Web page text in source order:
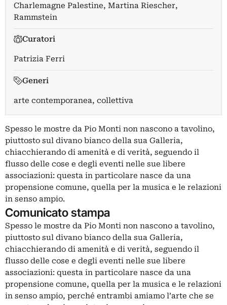
Charlemagne Palestine, Martina Riescher,
Rammstein
Curatori
Patrizia Ferri
Generi
arte contemporanea, collettiva
Spesso le mostre da Pio Monti non nascono a tavolino,
piuttosto sul divano bianco della sua Galleria,
chiacchierando di amenità e di verità, seguendo il
flusso delle cose e degli eventi nelle sue libere
associazioni: questa in particolare nasce da una
propensione comune, quella per la musica e le relazioni
in senso ampio.
Comunicato stampa
Spesso le mostre da Pio Monti non nascono a tavolino,
piuttosto sul divano bianco della sua Galleria,
chiacchierando di amenità e di verità, seguendo il
flusso delle cose e degli eventi nelle sue libere
associazioni: questa in particolare nasce da una
propensione comune, quella per la musica e le relazioni
in senso ampio, perché entrambi amiamo l’arte che se